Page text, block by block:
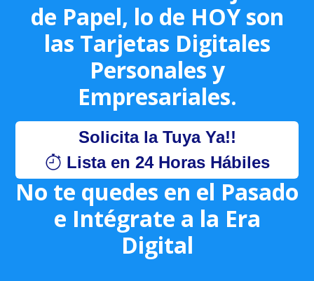
de Papel, lo de HOY son
las Tarjetas Digitales
Personales y
Empresariales.
Solicita la Tuya Ya!!
Lista en 24 Horas Hábiles
No te quedes en el Pasado
e Intégrate a la Era
Digital